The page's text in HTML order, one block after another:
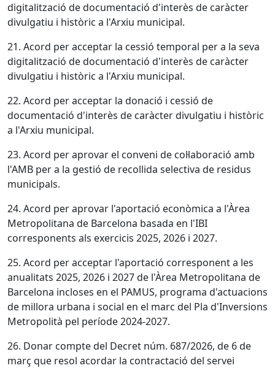
digitalització de documentació d'interès de caràcter
divulgatiu i històric a l'Arxiu municipal.
21. Acord per acceptar la cessió temporal per a la seva
digitalització de documentació d'interès de caràcter
divulgatiu i històric a l'Arxiu municipal.
22. Acord per acceptar la donació i cessió de
documentació d'interès de caràcter divulgatiu i històric
a l'Arxiu municipal.
23. Acord per aprovar el conveni de col·laboració amb
l'AMB per a la gestió de recollida selectiva de residus
municipals.
24. Acord per aprovar l'aportació econòmica a l'Àrea
Metropolitana de Barcelona basada en l'IBI
corresponents als exercicis 2025, 2026 i 2027.
25. Acord per acceptar l'aportació corresponent a les
anualitats 2025, 2026 i 2027 de l'Àrea Metropolitana de
Barcelona incloses en el PAMUS, programa d'actuacions
de millora urbana i social en el marc del Pla d'Inversions
Metropolità pel període 2024-2027.
26. Donar compte del Decret núm. 687/2026, de 6 de
març que resol acordar la contractació del servei